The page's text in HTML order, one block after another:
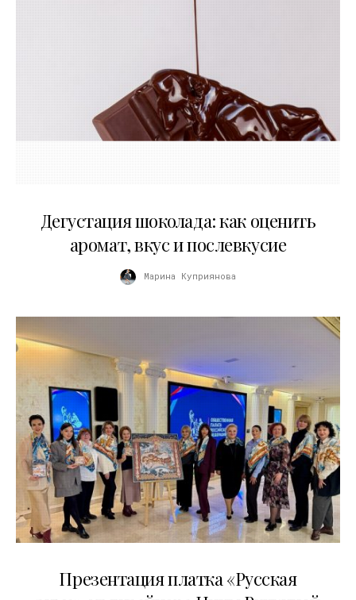
Дегустация шоколада: как оценить
аромат, вкус и послевкусие
Марина Куприянова
Презентация платка «Русская